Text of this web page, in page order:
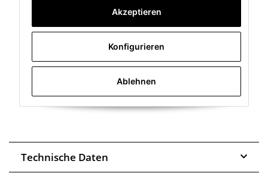
Wir versenden Carbon Produkte ordnungsgemäß
gesichert. Neben normaler Folie, die das Bauteil vor
Luftpolsterfolie und eine Schutzmatte, die das
Produkt beim Transport vor Stößen und
Technische Daten
Akzeptieren
Konfigurieren
Ablehnen